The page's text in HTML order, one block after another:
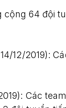
64 đội
12/2019):
Các